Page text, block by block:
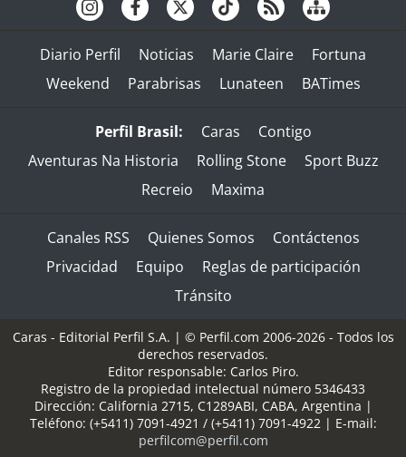
Diario Perfil Noticias Marie Claire
Fortuna
Weekend
Parabrisas Lunateen BATimes
Perfil Brasil: Caras
Contigo
Aventuras Na Historia
Rolling Stone
Sport Buzz
Recreio
Maxima
Canales RSS Quienes Somos
Contáctenos
Privacidad
Equipo
Reglas de participación
Tránsito
Caras - Editorial Perfil S.A. | © Perfil.com 2006-2026 - Todos los
derechos reservados.
Editor responsable: Carlos Piro.
Registro de la propiedad intelectual número 5346433
Dirección: California 2715, C1289ABI, CABA, Argentina |
Teléfono: (+5411) 7091-4921 / (+5411) 7091-4922| E-mail:
perfilcom@perfil.com